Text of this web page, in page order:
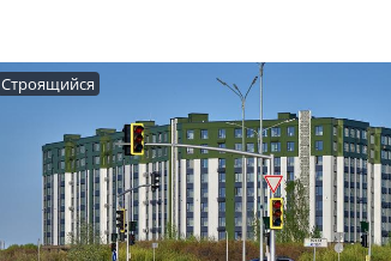
Строящийся